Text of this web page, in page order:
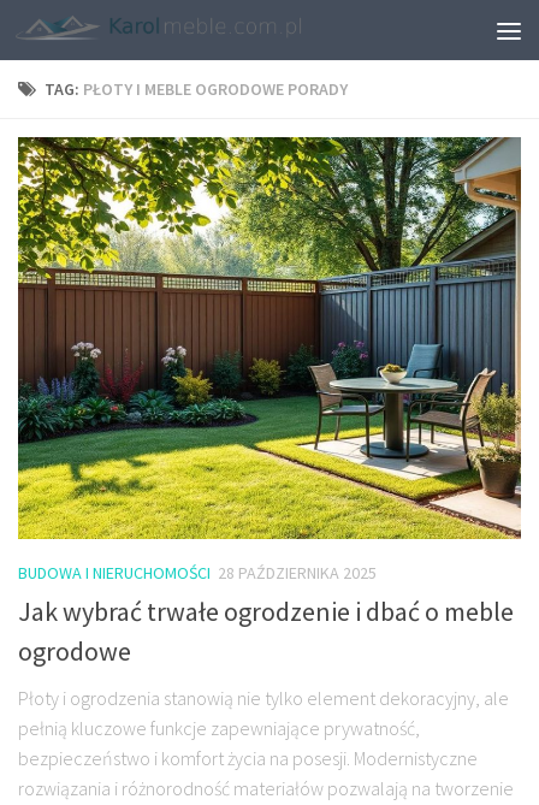
TAG: PŁOTY I MEBLE OGRODOWE PORADY
BUDOWA I NIERUCHOMOŚCI 28 PAŹDZIERNIKA 2025
Jak wybrać trwałe ogrodzenie i dbać o meble
ogrodowe
Płoty i ogrodzenia stanowią nie tylko element dekoracyjny, ale
pełnią kluczowe funkcje zapewniające prywatność,
bezpieczeństwo i komfort życia na posesji. Modernistyczne
rozwiązania i różnorodność materiałów pozwalają na tworzenie